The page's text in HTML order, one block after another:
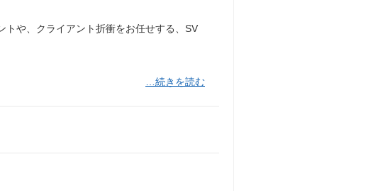
や、クライアント折衝をお任せする、SV
…続きを読む